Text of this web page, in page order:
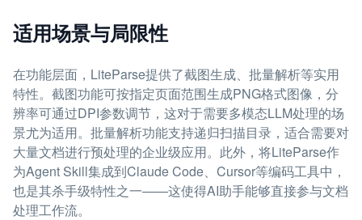
适用场景与局限性
在功能层面，LiteParse提供了截图生成、批量解析等实用
特性。截图功能可按指定页面范围生成PNG格式图像，分
辨率可通过DPI参数调节，这对于需要多模态LLM处理的场
景尤为适用。批量解析功能支持递归扫描目录，适合需要对
大量文档进行预处理的企业级应用。此外，将LiteParse作
为Agent Skill集成到Claude Code、Cursor等编码工具中，
也是其杀手级特性之一——这使得AI助手能够直接参与文档
处理工作流。